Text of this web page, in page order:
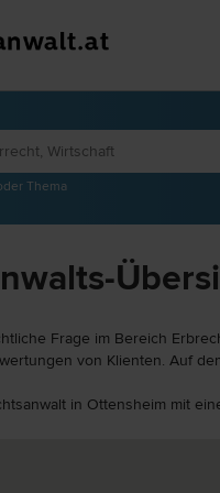
Thema
Frage im Bereich
von Klienten. Auf
in Ottensheim mit